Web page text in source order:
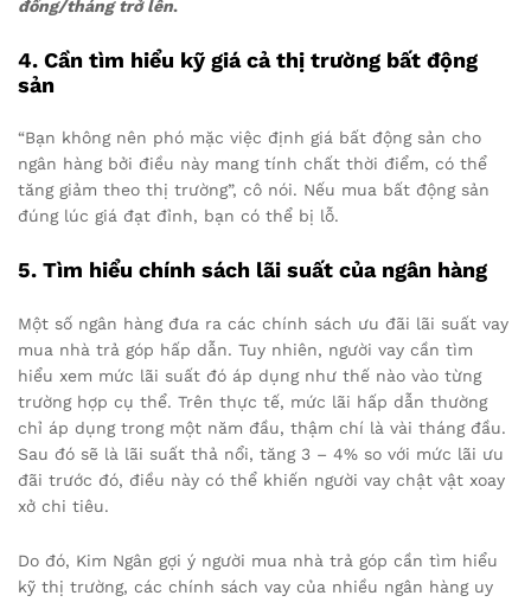
đồng/tháng trở lên.
4. Cần tìm hiểu kỹ giá cả thị trường bất động
sản
“Bạn không nên phó mặc việc định giá bất động sản cho
ngân hàng bởi điều này mang tính chất thời điểm, có thể
tăng giảm theo thị trường”, cô nói. Nếu mua bất động sản
đúng lúc giá đạt đỉnh, bạn có thể bị lỗ.
5. Tìm hiểu chính sách lãi suất của ngân hàng
Một số ngân hàng đưa ra các chính sách ưu đãi lãi suất vay
mua nhà trả góp hấp dẫn. Tuy nhiên, người vay cần tìm
hiểu xem mức lãi suất đó áp dụng như thế nào vào từng
trường hợp cụ thể. Trên thực tế, mức lãi hấp dẫn thường
chỉ áp dụng trong một năm đầu, thậm chí là vài tháng đầu.
Sau đó sẽ là lãi suất thả nổi, tăng 3 – 4% so với mức lãi ưu
đãi trước đó, điều này có thể khiến người vay chật vật xoay
xở chi tiêu.
Do đó, Kim Ngân gợi ý người mua nhà trả góp cần tìm hiểu
kỹ thị trường, các chính sách vay của nhiều ngân hàng uy